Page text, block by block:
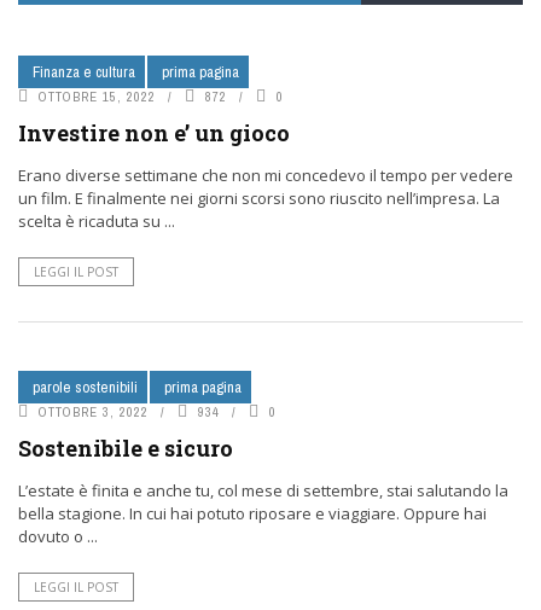
Finanza e cultura prima pagina
OTTOBRE 15, 2022 872 0
Investire non e’ un gioco
Erano diverse settimane che non mi concedevo il tempo per vedere
un film. E finalmente nei giorni scorsi sono riuscito nell’impresa. La
scelta è ricaduta su ...
LEGGI IL POST
parole sostenibili prima pagina
OTTOBRE 3, 2022 934 0
Sostenibile e sicuro
L’estate è finita e anche tu, col mese di settembre, stai salutando la
bella stagione. In cui hai potuto riposare e viaggiare. Oppure hai
dovuto o ...
LEGGI IL POST